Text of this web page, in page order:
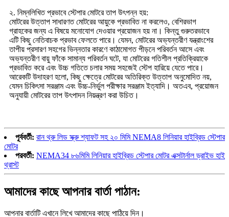
২. নিম্নলিখিত প্রভাবে স্টেপার মোটরে তাপ উৎপন্ন হয়:
মোটরের উত্তাপ সাধারণত মোটরের আয়ুকে প্রভাবিত না করলেও, বেশিরভাগ
গ্রাহকের জন্য এ বিষয়ে মনোযোগ দেওয়ার প্রয়োজন হয় না। কিন্তু গুরুতরভাবে
এটি কিছু নেতিবাচক প্রভাব ফেলতে পারে। যেমন, মোটরের অভ্যন্তরীণ যন্ত্রাংশের
তাপীয় প্রসারণ সহগের ভিন্নতার কারণে কাঠামোগত পীড়নে পরিবর্তন আসে এবং
অভ্যন্তরীণ বায়ু ফাঁকে সামান্য পরিবর্তন ঘটে, যা মোটরের গতিশীল প্রতিক্রিয়াকে
প্রভাবিত করে এবং উচ্চ গতিতে চলার সময় সহজেই স্টেপ হারিয়ে যেতে পারে।
আরেকটি উদাহরণ হলো, কিছু ক্ষেত্রে মোটরের অতিরিক্ত উত্তাপ অনুমোদিত নয়,
যেমন চিকিৎসা সরঞ্জাম এবং উচ্চ-নির্ভুল পরীক্ষার সরঞ্জাম ইত্যাদি। অতএব, প্রয়োজন
অনুযায়ী মোটরের তাপ উৎপাদন নিয়ন্ত্রণ করা উচিত।
পূর্ববর্তী: রান থ্রু লিড স্ক্রু শ্যাফট সহ ২০ মিমি NEMA8 লিনিয়ার হাইব্রিড স্টেপার
মোটর
পরবর্তী: NEMA34 ৮৬মিমি লিনিয়ার হাইব্রিড স্টেপার মোটর এক্সটার্নাল ড্রাইভ হাই
থ্রাস্ট
আমাদের কাছে আপনার বার্তা পাঠান:
আপনার বার্তাটি এখানে লিখে আমাদের কাছে পাঠিয়ে দিন।